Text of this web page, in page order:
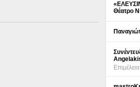
Θέατρο